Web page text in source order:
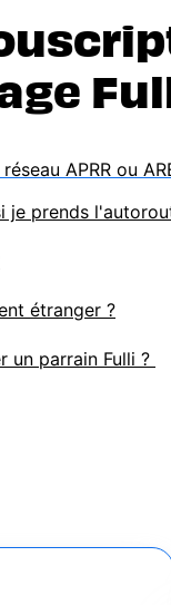
APRR ou
prends
étranger ?
un parrain Fulli ?